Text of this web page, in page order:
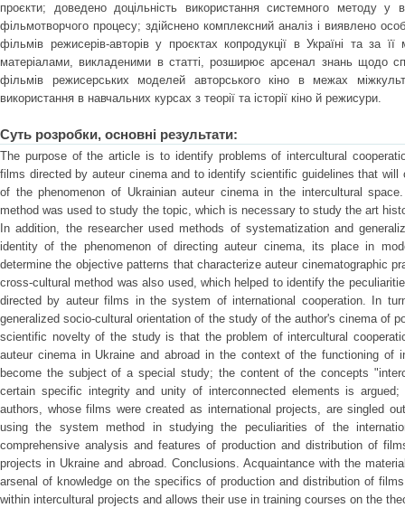
проєкти; доведено доцільність використання системного методу у
фільмотворчого процесу; здійснено комплексний аналіз і виявлено
фільмів режисерів-авторів у проєктах копродукції в Україні та за
матеріалами, викладеними в статті, розширює арсенал знань щодо
фільмів режисерських моделей авторського кіно в межах
використання в навчальних курсах з теорії та історії кіно й режисури.
Суть розробки, основні результати:
The purpose of the article is to identify problems of intercultural
films directed by auteur cinema and to identify scientific guidelines that will
of the phenomenon of Ukrainian auteur cinema in the intercultural
method was used to study the topic, which is necessary to study the art
In addition, the researcher used methods of systematization and
identity of the phenomenon of directing auteur cinema, its place in
determine the objective patterns that characterize auteur cinematographic
cross-cultural method was also used, which helped to identify the
directed by auteur films in the system of international cooperation. In
generalized socio-cultural orientation of the study of the author's cinema of
scientific novelty of the study is that the problem of intercultural
auteur cinema in Ukraine and abroad in the context of the functioning of
become the subject of a special study; the content of the concepts
certain specific integrity and unity of interconnected elements is
authors, whose films were created as international projects, are singled
using the system method in studying the peculiarities of the
comprehensive analysis and features of production and distribution of
projects in Ukraine and abroad. Conclusions. Acquaintance with the
arsenal of knowledge on the specifics of production and distribution of
within intercultural projects and allows their use in training courses on the